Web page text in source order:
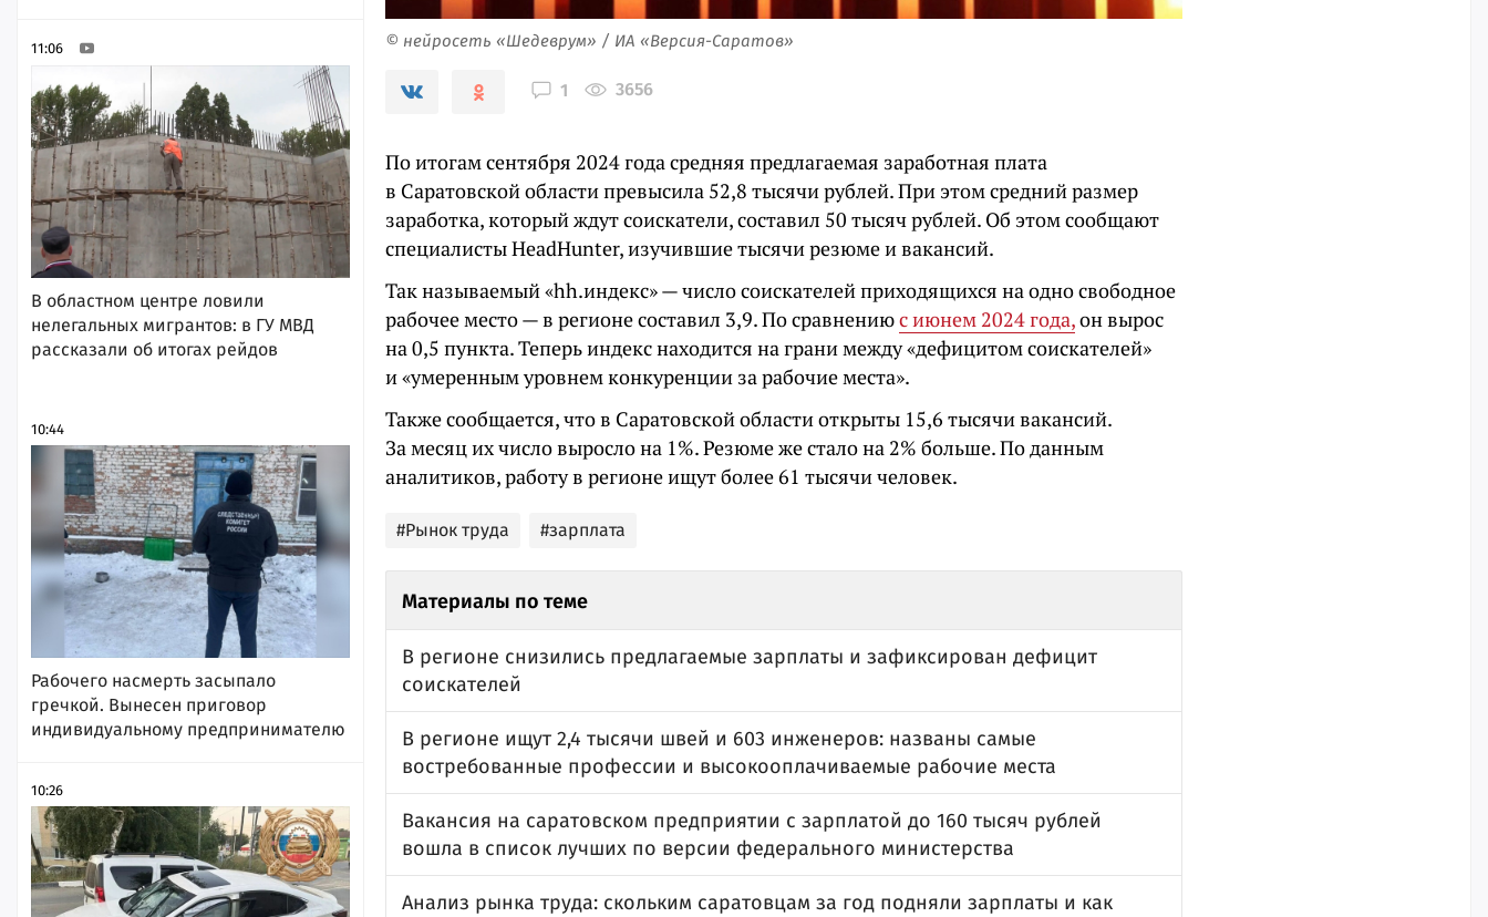
11:06
В областном центре ловили
нелегальных мигрантов: в ГУ МВД
рассказали об итогах рейдов
10:44
Рабочего насмерть засыпало
гречкой. Вынесен приговор
индивидуальному предпринимателю
10:26
© нейросеть «Шедеврум» / ИА «Версия-Саратов»
1 3656
По итогам сентября 2024 года средняя предлагаемая заработная плата
в Саратовской области превысила 52,8 тысячи рублей. При этом средний размер
заработка, который ждут соискатели, составил 50 тысяч рублей. Об этом сообщают
специалисты HeadHunter, изучившие тысячи резюме и вакансий.
Так называемый «hh.индекс» — число соискателей приходящихся на одно свободное
рабочее место — в регионе составил 3,9. По сравнениюс июнем 2024 года,он вырос
на 0,5 пункта. Теперь индекс находится на грани между «дефицитом соискателей»
и «умеренным уровнем конкуренции за рабочие места».
Также сообщается, что в Саратовской области открыты 15,6 тысячи вакансий.
За месяц их число выросло на 1%. Резюме же стало на 2% больше. По данным
аналитиков, работу в регионе ищут более 61 тысячи человек.
#Рынок труда #зарплата
Материалы по теме
В регионе снизились предлагаемые зарплаты и зафиксирован дефицит
соискателей
В регионе ищут 2,4 тысячи швей и 603 инженеров: названы самые
востребованные профессии и высокооплачиваемые рабочие места
Вакансия на саратовском предприятии с зарплатой до 160 тысяч рублей
вошла в список лучших по версии федерального министерства
Анализ рынка труда: скольким саратовцам за год подняли зарплаты и как